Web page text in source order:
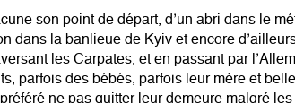
son point de départ, d’un abri dans le
dans la banlieue de Kyiv et encore
les Carpates, et en passant par
parfois des bébés, parfois leur mère et
ne pas quitter leur demeure malgré